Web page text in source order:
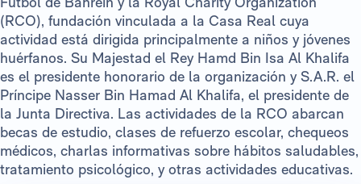
(RCO), fundación vinculada a la Casa Real cuya
actividad está dirigida principalmente a niños y jóvenes
huérfanos. Su Majestad el Rey Hamd Bin Isa Al Khalifa
es el presidente honorario de la organización y S.A.R. el
Príncipe Nasser Bin Hamad Al Khalifa, el presidente de
la Junta Directiva. Las actividades de la RCO abarcan
becas de estudio, clases de refuerzo escolar, chequeos
médicos, charlas informativas sobre hábitos saludables,
tratamiento psicológico, y otras actividades educativas.